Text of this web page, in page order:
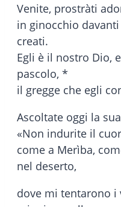
Venite, prostràti
in ginocchio
creati.
Egli è il nostro Dio,
pascolo, *
il gregge che egli
Ascoltate oggi la
«Non indurite il
come a Merìba,
nel deserto,
dove mi tentarono